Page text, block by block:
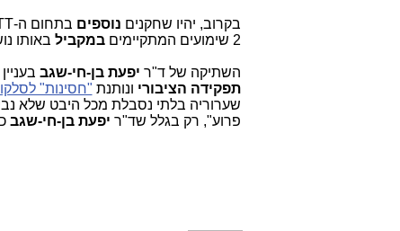
בקרוב, יהיו שחקנים נוספים בתחום ה-OTT בישראל, בלי רגולציה ברורה. כעת, הרגולציה תהיה עוד יותר
2 שימועים המתקיימים
במקביל באותו
השתיקה של ד"ר יפעת בן-חי-שגב
תפקידה הציבורי ונותנת "חסינות"
פרוע", רק בגלל שד"ר יפעת בן-חי-שגב